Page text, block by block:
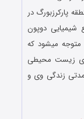
پارکرزبورگ در
شیمیایی دوپون
متوجه میشود که
زیست محیطی
مدتی زندگی وی و